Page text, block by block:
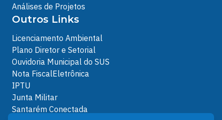
Análises de Projetos
Outros Links
Licenciamento Ambiental
Plano Diretor e Setorial
Ouvidoria Municipal do SUS
Nota FiscalEletrônica
IPTU
Junta Militar
Santarém Conectada